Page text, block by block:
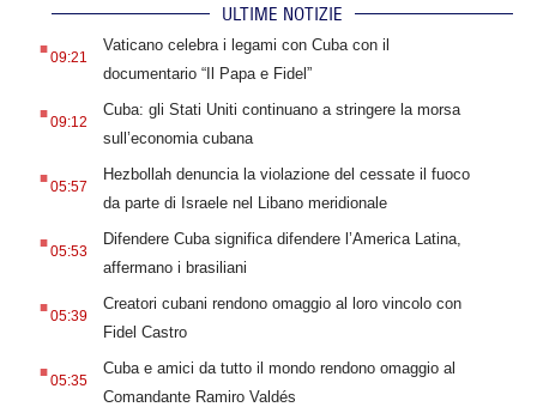
ULTIME NOTIZIE
.09:21
Vaticano celebra i legami con Cuba con il
documentario “Il Papa e Fidel”
.09:12
Cuba: gli Stati Uniti continuano a stringere la morsa
sull’economia cubana
.05:57
Hezbollah denuncia la violazione del cessate il fuoco
da parte di Israele nel Libano meridionale
.05:53
Difendere Cuba significa difendere l’America Latina,
affermano i brasiliani
.05:39
Creatori cubani rendono omaggio al loro vincolo con
Fidel Castro
.05:35
Cuba e amici da tutto il mondo rendono omaggio al
Comandante Ramiro Valdés